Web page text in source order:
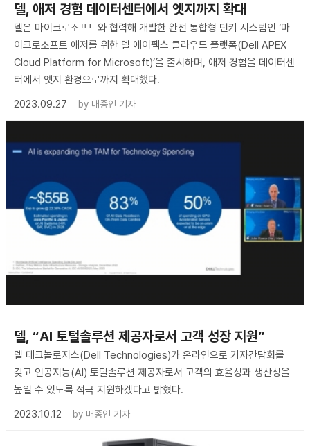
델, 애저 경험 데이터센터에서 엣지까지 확대
델은 마이크로소프트와 협력해 개발한 완전 통합형 턴키 시스템인 ‘마
이크로소프트 애저를 위한 델 에이펙스 클라우드 플랫폼(Dell APEX
Cloud Platform for Microsoft)’을 출시하며, 애저 경험을 데이터센
터에서 엣지 환경으로까지 확대했다.
2023.09.27
by 배종인 기자
델, “AI 토털솔루션 제공자로서 고객 성장 지원”
델 테크놀로지스(Dell Technologies)가 온라인으로 기자간담회를
갖고 인공지능(AI) 토털솔루션 제공자로서 고객의 효율성과 생산성을
높일 수 있도록 적극 지원하겠다고 밝혔다.
2023.10.12
by 배종인 기자